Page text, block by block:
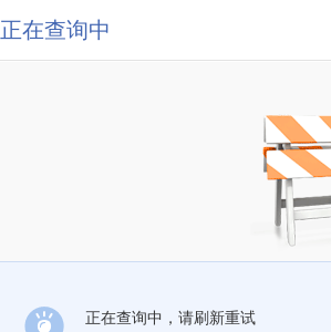
正在查询中
正在查询中，请刷新重试